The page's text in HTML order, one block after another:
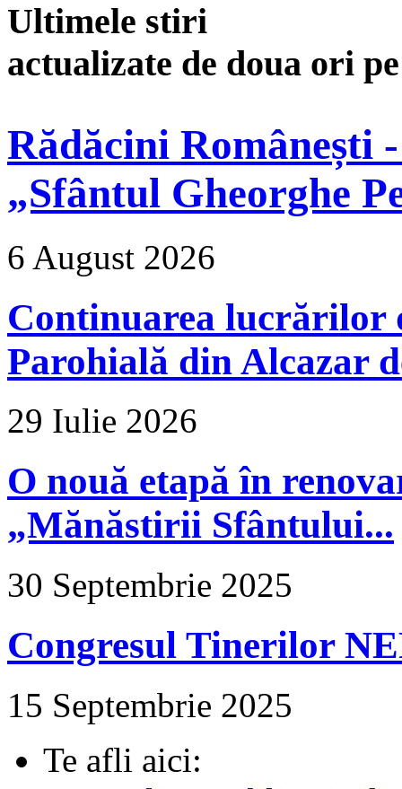
Ultimele stiri
actualizate de doua ori
Rădăcini Românești
„Sfântul Gheorghe
6 August 2026
Continuarea lucrărilor
Parohială din Alcazar
29 Iulie 2026
O nouă etapă în
„Mănăstirii Sfântului...
30 Septembrie 2025
Congresul Tinerilor
15 Septembrie 2025
Te afli aici: